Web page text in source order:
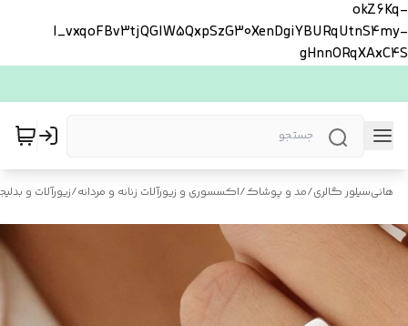
okZ6Kq-
l_vxqoFBv3tjQGlW5QxpSzG30XenDgiYBURqUtnS4my-
gHnnORqXAxC4S
هانی‌سیلور گالری/مد و پوشاک/اکسسوری و زیورآلات زنانه و مردانه/زیورآلات و